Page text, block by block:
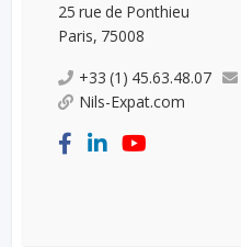
25 rue de Ponthieu
Paris, 75008
+33 (1) 45.63.48.07
Nils-Expat.com